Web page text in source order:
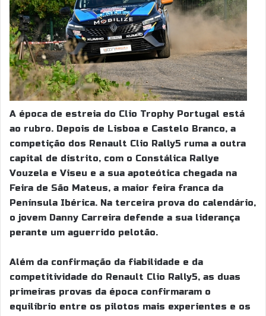
m
l
A época de estreia do Clio Trophy Portugal está
ao rubro. Depois de Lisboa e Castelo Branco, a
competição dos Renault Clio Rally5 ruma a outra
capital de distrito, com o Constálica Rallye
Vouzela e Viseu e a sua apoteótica chegada na
Feira de São Mateus, a maior feira franca da
Península Ibérica. Na terceira prova do calendário,
o jovem Danny Carreira defende a sua liderança
perante um aguerrido pelotão.
Além da confirmação da fiabilidade e da
competitividade do Renault Clio Rally5, as duas
primeiras provas da época confirmaram o
equilíbrio entre os pilotos mais experientes e os